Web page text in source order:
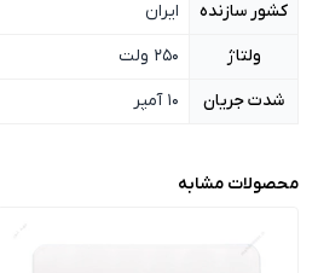
کشور سازنده
ایران
ولتاژ
250 ولت
شدت جریان
10 آمپر
محصولات مشابه